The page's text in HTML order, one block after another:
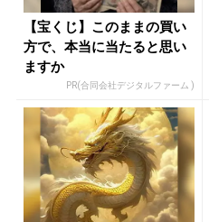
【宝くじ】このままの買い
方で、本当に当たると思い
ますか
PR(合同会社デジタルファーム )